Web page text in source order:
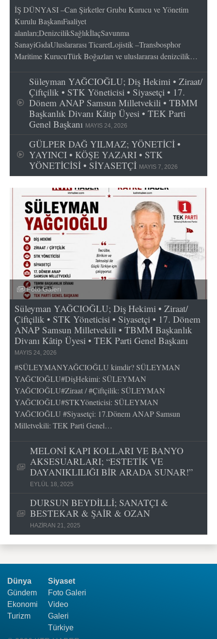
İŞ DÜNYASI –Can Şirketler Grubu Kurucu ve Yönetim
Kurulu BaşkanıFaaliyet
alanları;DenizcilikSağlıkİlaçSavunma
SanayiGıdaUluslararası TicaretLojistik –Transbosphor
Maritime KurucuTürk Boğazları ve uluslararası denizcilik…
Süleyman YAĞCIOĞLU; Diş Hekimi • Ziraat/
Çiftçilik • STK Yöneticisi • Siyasetçi • 17.
Dönem ANAP Samsun Milletvekili • TBMM
Başkanlık Divanı Kâtip Üyesi • TEK Parti
Genel Başkanı MAYIS 24, 2026
GÜLPER DAĞ YILMAZ; YÖNETİCİ •
YAYINCI • KÖŞE YAZARI • STK
YÖNETİCİSİ • SİYASETÇİ MAYIS 7, 2026
Foto Galeri
Süleyman YAĞCIOĞLU; Diş Hekimi • Ziraat/
Çiftçilik • STK Yöneticisi • Siyasetçi • 17. Dönem
ANAP Samsun Milletvekili • TBMM Başkanlık
Divanı Kâtip Üyesi • TEK Parti Genel Başkanı
MAYIS 24, 2026
#SÜLEYMANYAĞCIOĞLU kimdir? SÜLEYMAN
YAĞCIOĞLU#DişHekimi: SÜLEYMAN
YAĞCIOĞLU#Ziraat / #Çiftçilik: SÜLEYMAN
YAĞCIOĞLU#STKYöneticisi: SÜLEYMAN
YAĞCIOĞLU #Siyasetçi: 17.Dönem ANAP Samsun
Milletvekili: TEK Parti Genel…
MELONİ KAPI KOLLARI VE BANYO
AKSESUARLARI; “ESTETİK VE
DAYANIKLILIĞI BİR ARADA SUNAR!”
EYLÜL 18, 2025
DURSUN BEYDİLLİ; SANATÇI &
BESTEKAR & ŞAİR & OZAN
HAZIRAN 21, 2025
Dünya
Gündem
Ekonomi
Turizm
Siyaset
Foto Galeri
Video
Galeri
Türkiye